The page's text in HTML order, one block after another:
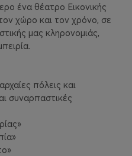
ένα θέατρο Εικονικής
χώρο και τον χρόνο, σε
μας κληρονομιάς,
πόλεις και
συναρπαστικές